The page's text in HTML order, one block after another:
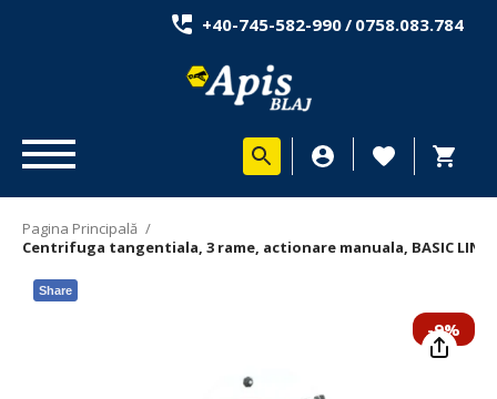
+40-745-582-990/ 0758.083.784
Pagina Principală /
Centrifuga tangentiala, 3 rame, actionare manuala, BASIC LINE
Share
-9%